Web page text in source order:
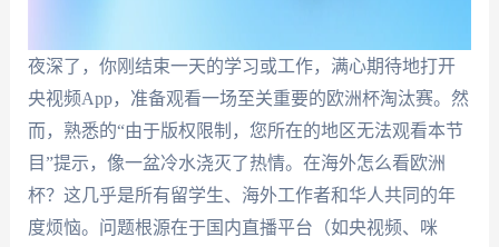
夜深了，你刚结束一天的学习或工作，满心期待地打开
央视频App，准备观看一场至关重要的欧洲杯淘汰赛。然
而，熟悉的“由于版权限制，您所在的地区无法观看本节
目”提示，像一盆冷水浇灭了热情。在海外怎么看欧洲
杯？这几乎是所有留学生、海外工作者和华人共同的年
度烦恼。问题根源在于国内直播平台（如央视频、咪